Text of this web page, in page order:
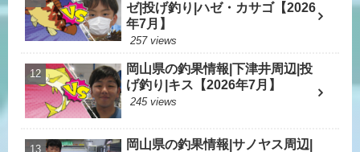
ゼ|投げ釣り|ハゼ・カサゴ【2026
年7月】
257 views
岡山県の釣果情報|下津井周辺|投
げ釣り|キス【2026年7月】
245 views
岡山県の釣果情報|サノヤス周辺|